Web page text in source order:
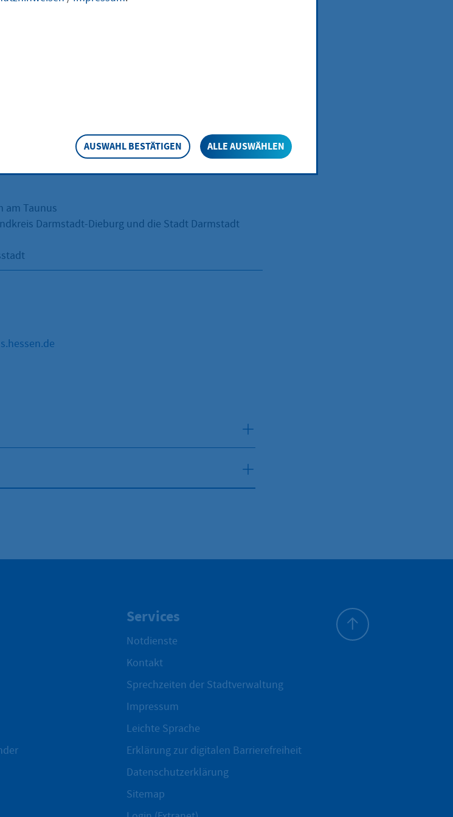
die Stadt
am Taunus
Darmstadt-Dieburg und die Stadt Darmstadt
Services
Notdienste
Kontakt
Sprechzeiten der Stadtverwaltung
Impressum
Leichte Sprache
Erklärung zur digitalen Barrierefreiheit
Datenschutzerklärung
Sitemap
AUSWAHL BESTÄTIGEN ALLE AUSWÄHLEN